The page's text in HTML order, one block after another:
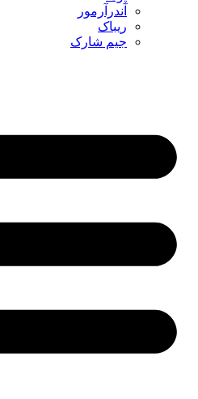
آندرآرمور
ریباک
جیم شارک